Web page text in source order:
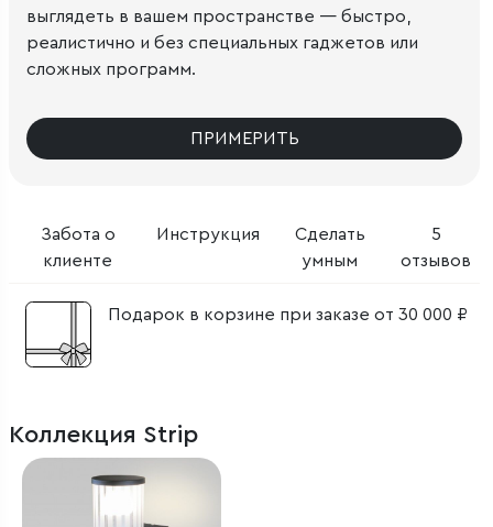
Забота о
клиенте
Инструкция
Сделать
умным
5
отзывов
Подарок в корзине при заказе от 30 000 ₽
выглядеть в вашем пространстве — быстро,
реалистично и без специальных гаджетов или
сложных программ.
ПРИМЕРИТЬ
Коллекция Strip